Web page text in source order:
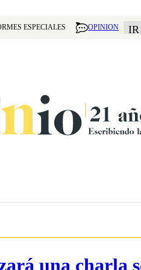
ESPECIALES OPINION
una charla